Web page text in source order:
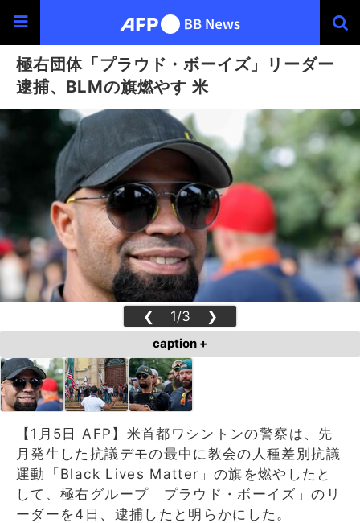
極右団体「プラウド・ボーイズ」リーダー
逮捕、BLMの旗燃やす 米
❮ 1/3 ❯
caption +
【1月5日 AFP】米首都ワシントンの警察は、先
月発生した抗議デモの最中に教会の人種差別抗議
運動「Black Lives Matter」の旗を燃やしたと
して、極右グループ「プラウド・ボーイズ」のリ
ーダーを4日、逮捕したと明らかにした。